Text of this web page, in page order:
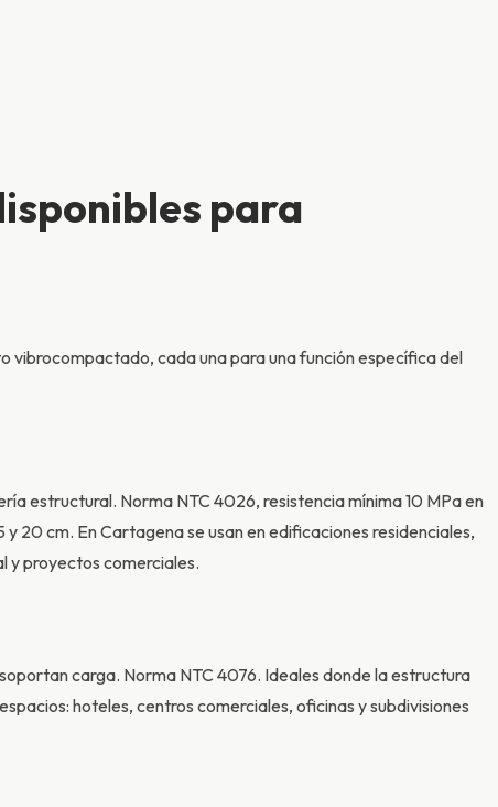
para
vibrocompactado, cada una para una función específica del
estructural. Norma NTC 4026, resistencia mínima 10 MPa en
y 20 cm. En Cartagena se usan en edificaciones residenciales,
y proyectos comerciales.
carga. Norma NTC 4076. Ideales donde la estructura
hoteles, centros comerciales, oficinas y subdivisiones